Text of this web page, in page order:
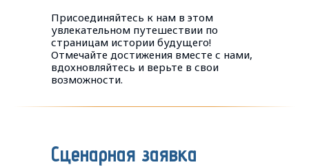
Присоединяйтесь к нам в этом
увлекательном путешествии по
страницам истории будущего!
Отмечайте достижения вместе с нами,
вдохновляйтесь и верьте в свои
возможности.
Сценарная заявка